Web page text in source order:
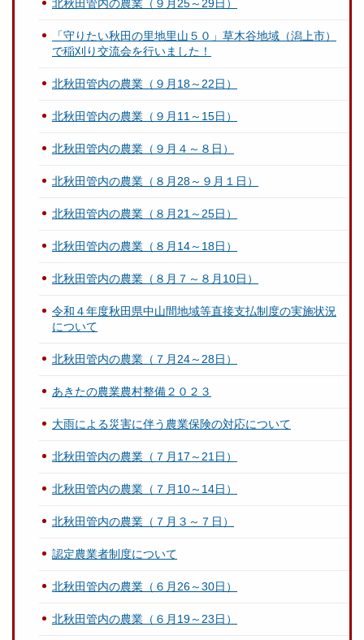
北秋田管内の農業（９月25～29日）
「守りたい秋田の里地里山５０」草木谷地域（潟上市）
で稲刈り交流会を行いました！
北秋田管内の農業（９月18～22日）
北秋田管内の農業（９月11～15日）
北秋田管内の農業（９月４～８日）
北秋田管内の農業（８月28～９月１日）
北秋田管内の農業（８月21～25日）
北秋田管内の農業（８月14～18日）
北秋田管内の農業（８月７～８月10日）
令和４年度秋田県中山間地域等直接支払制度の実施状況
について
北秋田管内の農業（７月24～28日）
あきたの農業農村整備２０２３
大雨による災害に伴う農業保険の対応について
北秋田管内の農業（７月17～21日）
北秋田管内の農業（７月10～14日）
北秋田管内の農業（７月３～７日）
認定農業者制度について
北秋田管内の農業（６月26～30日）
北秋田管内の農業（６月19～23日）